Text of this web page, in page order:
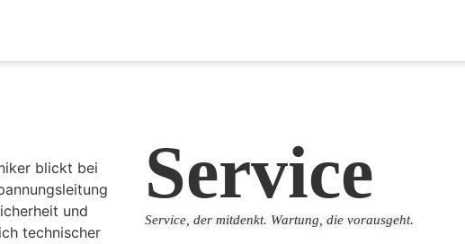
Service
Service, der mitdenkt. Wartung, die vorausgeht.